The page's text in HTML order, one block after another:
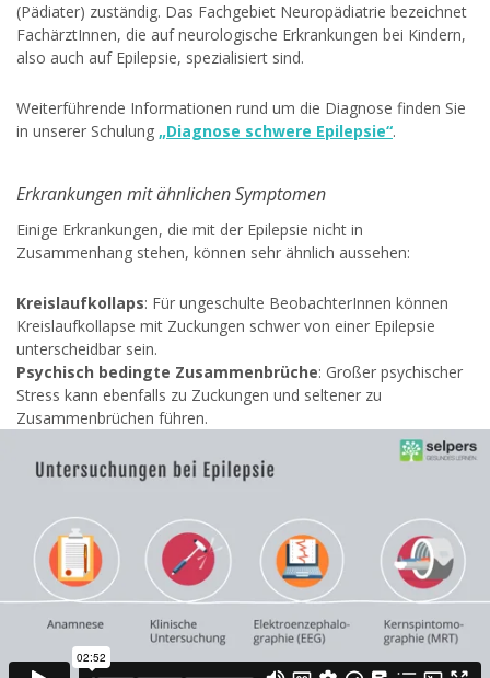
(Pädiater) zuständig. Das Fachgebiet Neuropädiatrie bezeichnet
FachärztInnen, die auf neurologische Erkrankungen bei Kindern,
also auch auf Epilepsie, spezialisiert sind.
Weiterführende Informationen rund um die Diagnose finden Sie
in unserer Schulung „Diagnose schwere Epilepsie“.
Erkrankungen mit ähnlichen Symptomen
Einige Erkrankungen, die mit der Epilepsie nicht in
Zusammenhang stehen, können sehr ähnlich aussehen:
Kreislaufkollaps: Für ungeschulte BeobachterInnen können
Kreislaufkollapse mit Zuckungen schwer von einer Epilepsie
unterscheidbar sein.
Psychisch bedingte Zusammenbrüche: Großer psychischer
Stress kann ebenfalls zu Zuckungen und seltener zu
Zusammenbrüchen führen.